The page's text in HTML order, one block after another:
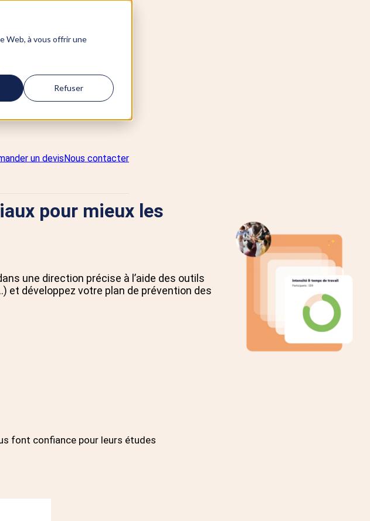
Web, à vous offrir une
Refuser
un devisNous contacter
pour mieux les
une direction précise à l’aide des outils
et développez votre plan de prévention des
font confiance pour leurs études